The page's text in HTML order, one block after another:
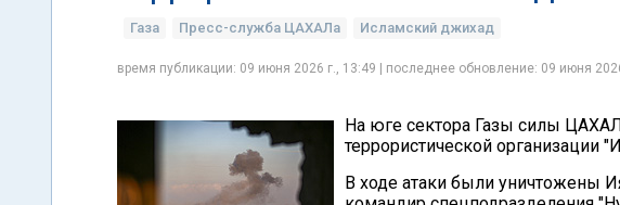
Газа Пресс-служба ЦАХАЛа Исламский джихад
время публикации: 09 июня 2026 г., 13:49 | последнее обновление: 09 июня
На юге сектора Газы силы
террористической организации
В ходе атаки были уничтожены